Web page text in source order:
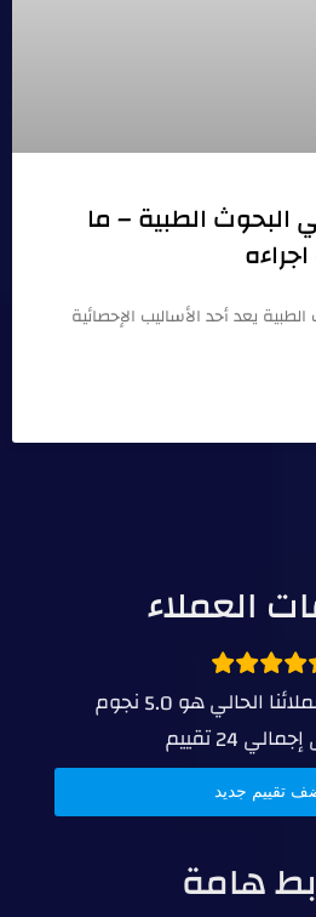
البحوث الطبية – ما
يعد أحد الأساليب الإحصائية
هامة
العملاء
الحالي هو5.0نجوم
إجمالي24تقييم
تقييم جديد